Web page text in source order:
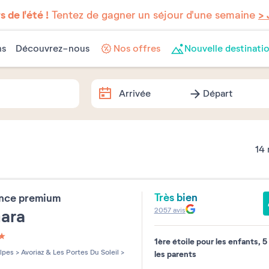
de l'été !Tentez de gagner un séjour d'une semaine >
Découvrez-nous Nos offres Nouvelle
Arrivée Départ
Arrivée Départ
ma me
1
4 8
14
premium
sur 5
> Avoriaz & Les Portes Du Soleil >
Très bien
2057avis
1ère étoile pour les enfants,
les parents